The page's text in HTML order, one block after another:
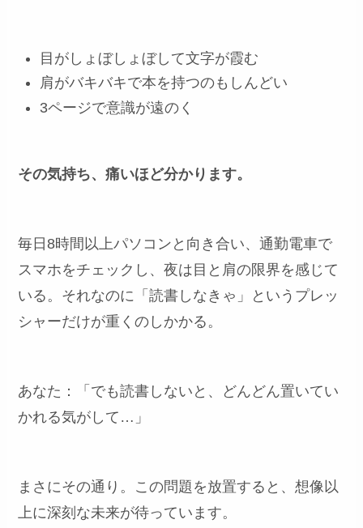
目がしょぼしょぼして文字が霞む
肩がバキバキで本を持つのもしんどい
3ページで意識が遠のく
その気持ち、痛いほど分かります。
毎日8時間以上パソコンと向き合い、通勤電車で
スマホをチェックし、夜は目と肩の限界を感じて
いる。それなのに「読書しなきゃ」というプレッ
シャーだけが重くのしかかる。
あなた：「でも読書しないと、どんどん置いてい
かれる気がして…」
まさにその通り。この問題を放置すると、想像以
上に深刻な未来が待っています。